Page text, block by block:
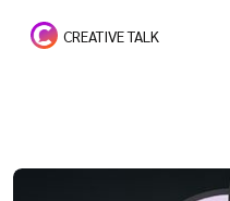
CREATIVE TALK